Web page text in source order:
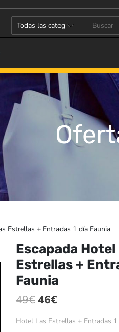
Estrellas + Entradas 1 día Faunia
Escapada Hotel
Estrellas +
Faunia
49€El
precio
46€El
precio
Hotel Las Estrellas + Entradas 1